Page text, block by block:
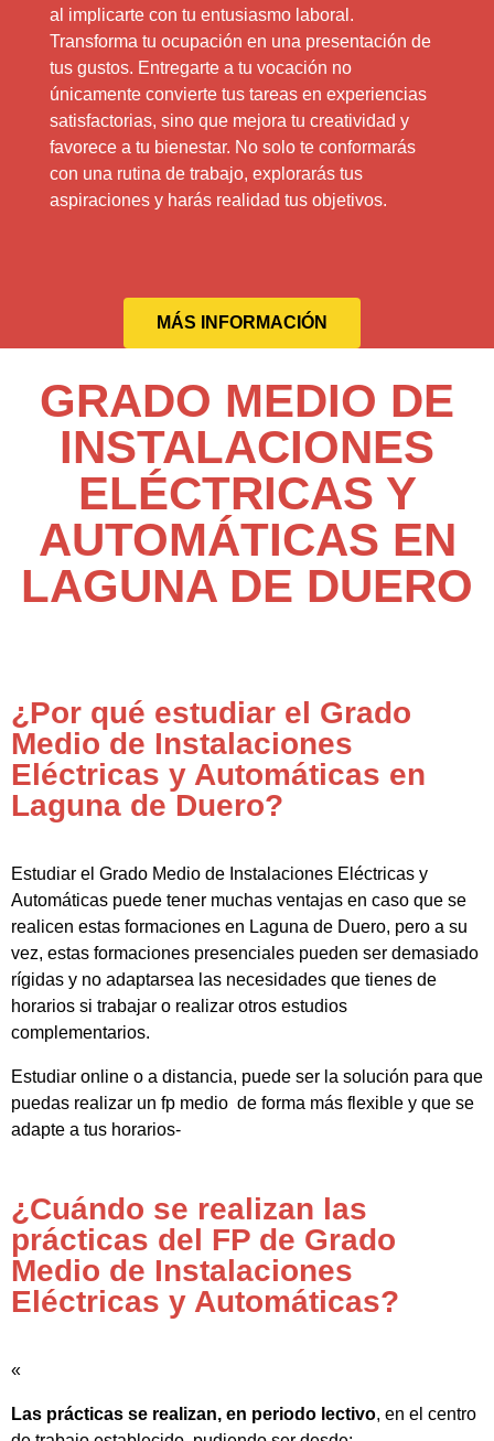
al implicarte con tu entusiasmo laboral.
Transforma tu ocupación en una presentación de
tus gustos. Entregarte a tu vocación no
únicamente convierte tus tareas en experiencias
satisfactorias, sino que mejora tu creatividad y
favorece a tu bienestar. No solo te conformarás
con una rutina de trabajo, explorarás tus
aspiraciones y harás realidad tus objetivos.
MÁS INFORMACIÓN
GRADO MEDIO DE
INSTALACIONES
ELÉCTRICAS Y
AUTOMÁTICAS EN
LAGUNA DE DUERO
¿Por qué estudiar el Grado
Medio de Instalaciones
Eléctricas y Automáticas en
Laguna de Duero?
Estudiar el Grado Medio de Instalaciones Eléctricas y
Automáticas puede tener muchas ventajas en caso que se
realicen estas formaciones en Laguna de Duero, pero a su
vez, estas formaciones presenciales pueden ser demasiado
rígidas y no adaptarsea las necesidades que tienes de
horarios si trabajar o realizar otros estudios
complementarios.
Estudiar online o a distancia, puede ser la solución para que
puedas realizar un fp medio de forma más flexible y que se
adapte a tus horarios-
¿Cuándo se realizan las
prácticas del FP de Grado
Medio de Instalaciones
Eléctricas y Automáticas?
«
Las prácticas se realizan, en periodo lectivo, en el centro